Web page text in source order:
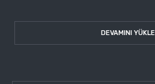
DEVAMINI YÜKLE